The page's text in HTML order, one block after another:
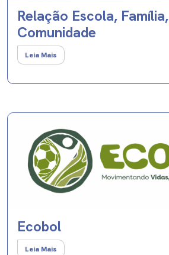
Relação Escola, Família,
Comunidade
Leia Mais
Ecobol
Leia Mais